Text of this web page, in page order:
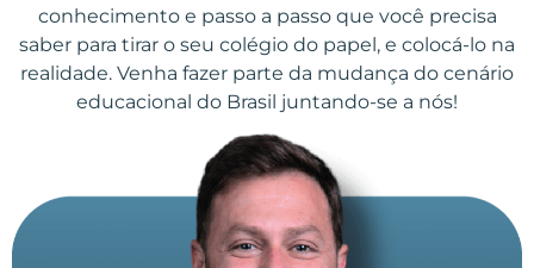
conhecimento e passo a passo que você precisa
saber para tirar o seu colégio do papel, e colocá-lo na
realidade. Venha fazer parte da mudança do cenário
educacional do Brasil juntando-se a nós!